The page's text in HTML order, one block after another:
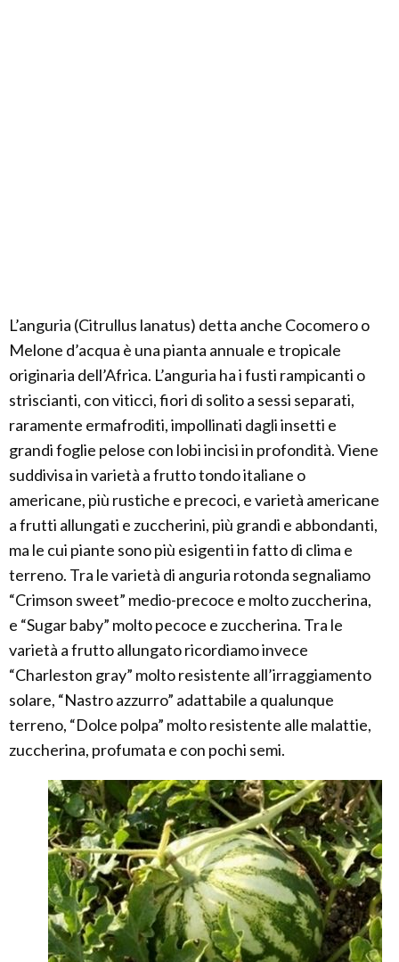
L’anguria (Citrullus lanatus) detta anche Cocomero o
Melone d’acqua è una pianta annuale e tropicale
originaria dell’Africa. L’anguria ha i fusti rampicanti o
striscianti, con viticci, fiori di solito a sessi separati,
raramente ermafroditi, impollinati dagli insetti e
grandi foglie pelose con lobi incisi in profondità. Viene
suddivisa in varietà a frutto tondo italiane o
americane, più rustiche e precoci, e varietà americane
a frutti allungati e zuccherini, più grandi e abbondanti,
ma le cui piante sono più esigenti in fatto di clima e
terreno. Tra le varietà di anguria rotonda segnaliamo
“Crimson sweet” medio-precoce e molto zuccherina,
e “Sugar baby” molto pecoce e zuccherina. Tra le
varietà a frutto allungato ricordiamo invece
“Charleston gray” molto resistente all’irraggiamento
solare, “Nastro azzurro” adattabile a qualunque
terreno, “Dolce polpa” molto resistente alle malattie,
zuccherina, profumata e con pochi semi.